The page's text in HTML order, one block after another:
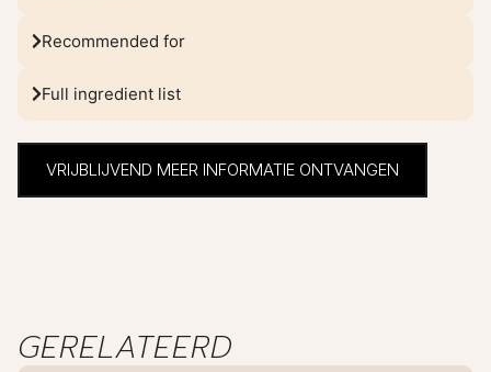
Recommended for
Full ingredient list
VRIJBLIJVEND MEER INFORMATIE ONTVANGEN
GERELATEERD